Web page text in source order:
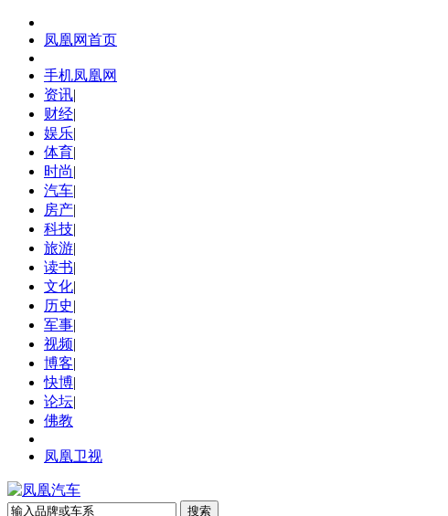
凤凰网首页
手机凤凰网
资讯|
财经|
娱乐|
体育|
时尚|
汽车|
房产|
科技|
旅游|
读书|
文化|
历史|
军事|
视频|
博客|
快博|
论坛|
佛教
凤凰卫视